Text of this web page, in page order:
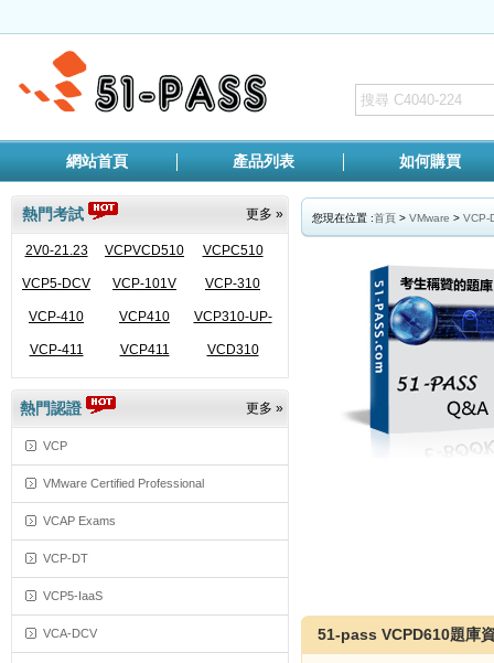
網站首頁 產品列表 如何購買
更多 »
熱門考試
2V0-21.23 VCPVCD510 VCPC510
VCP5-DCV VCP-101V VCP-310
VCP-410 VCP410 VCP310-UP-
VCP410
VCP-411 VCP411 VCD310
更多 »
熱門認證
VCP
VMware Certified Professional
VCAP Exams
VCP-DT
VCP5-IaaS
VCA-DCV
您現在位置 :首頁 > VMware > VCP-
51-pass VCPD610題庫